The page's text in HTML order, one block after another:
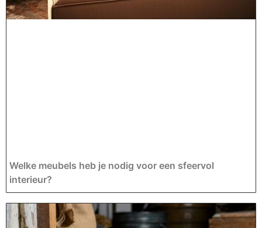
Welke meubels heb je nodig voor een sfeervol
interieur?